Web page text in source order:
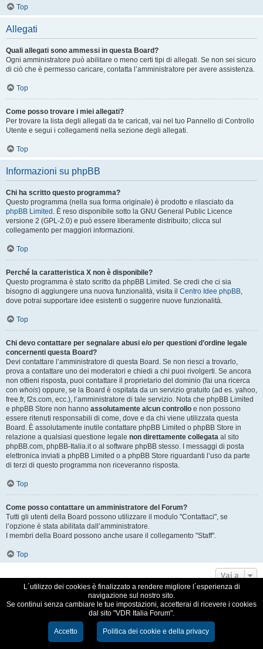
Top
Allegati
Quali allegati sono ammessi in questa Board?
Ogni amministratore può abilitare o meno certi tipi di allegati. Se non sei sicuro
di ciò che è permesso caricare, contatta l’amministratore per avere assistenza.
Top
Come posso trovare i miei allegati?
Per trovare la lista degli allegati da te caricati, vai nel tuo Pannello di Controllo
Utente e segui i collegamenti nella sezione degli allegati.
Top
Informazioni su phpBB
Chi ha scritto questo programma?
Questo programma (nella sua forma originale) è prodotto e rilasciato da
phpBB Limited . È reso disponibile sotto la GNU General Public Licence
versione 2 (GPL-2.0) e può essere liberamente distribuito; clicca sul
collegamento per maggiori informazioni.
Top
Perché la caratteristica X non è disponibile?
Questo programma è stato scritto da phpBB Limited. Se credi che ci sia
bisogno di aggiungere una nuova funzionalità, visita il Centro Idee phpBB,
dove potrai supportare idee esistenti o suggerire nuove funzionalità.
Top
Chi devo contattare per segnalare abusi e/o per questioni d’ordine legale
concernenti questa Board?
Devi contattare l’amministratore di questa Board. Se non riesci a trovarlo,
prova a contattare uno dei moderatori e chiedi a chi puoi rivolgerti. Se ancora
non ottieni risposta, puoi contattare il proprietario del dominio (fai una ricerca
con whois) oppure, se la Board è ospitata da un servizio gratuito (ad es. yahoo,
free.fr, f2s.com, ecc.), l’amministratore di tale servizio. Nota che phpBB Limited
e phpBB Store non hanno assolutamente alcun controllo e non possono
essere ritenuti responsabili di come, dove e da chi viene utilizzata questa
Board. È assolutamente inutile contattare phpBB Limited o phpBB Store in
relazione a qualsiasi questione legale non direttamente collegata al sito
phpBB.com, phpBB-Italia.it o al software phpBB stesso. I messaggi di posta
elettronica inviati a phpBB Limited o a phpBB Store riguardanti l’uso da parte
di terzi di questo programma non riceveranno risposta.
Top
Come posso contattare un amministratore del Forum?
Tutti gli utenti della Board possono utilizzare il modulo "Contattaci", se
l’opzione è stata abilitata dall’amministratore.
I membri della Board possono anche usare il collegamento "Staff".
Top
Vai a
VDR Italia, comunità italiana utilizzatori VDR
Traduzione Italiana phpBB-Italia.it
Cookie e Privacy
L´utilizzo dei cookies è finalizzato a rendere migliore l´esperienza di
navigazione sul nostro sito.
Se continui senza cambiare le tue impostazioni, accetterai di ricevere i cookies
dal sito "VDR Italia Forum".
Accetto Politica dei cookie e della privacy